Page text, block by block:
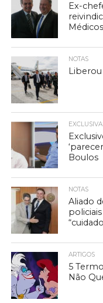
Ex-
NOTAS
Boulos
NOTAS
Aliado
ARTIGOS
5
Não